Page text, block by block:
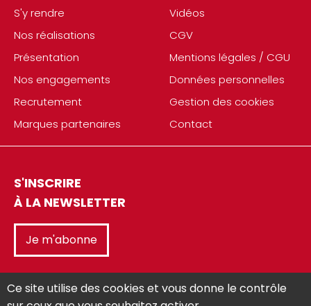
S'y rendre
Nos réalisations
Présentation
Nos engagements
Recrutement
Marques partenaires
Vidéos
CGV
Mentions légales / CGU
Données personnelles
Gestion des cookies
Contact
S'INSCRIRE
À LA NEWSLETTER
Je m'abonne
Ce site utilise des cookies et vous donne le contrôle